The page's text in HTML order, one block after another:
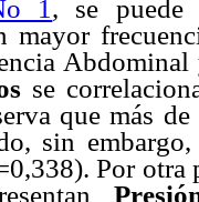
1 , se puede
mayor
se
que más
sin
Por otra